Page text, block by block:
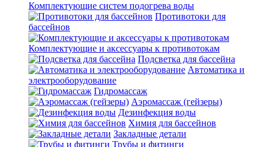
Комплектующие систем подогрева воды
Противотоки для
бассейнов
Комплектующие и аксессуары к противотокам
Подсветка для бассейна
Автоматика и
электрооборудование
Гидромассаж
Аэромассаж (гейзеры)
Дезинфекция воды
Химия для бассейнов
Закладные детали
Трубы и фитинги